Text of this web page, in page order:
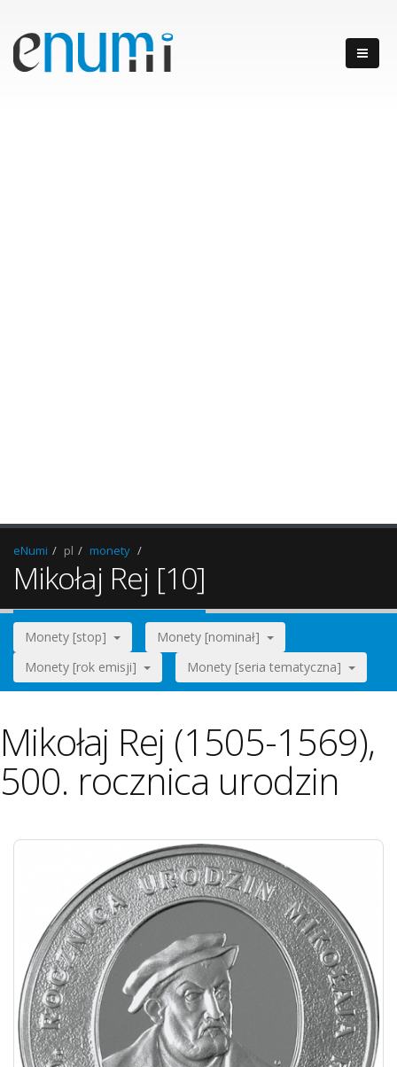
eNumi pl monety
Mikołaj Rej [10]
Monety [stop]
Monety [nominał]
Monety [rok emisji]
Monety [seria tematyczna]
Mikołaj Rej (1505-1569),
500. rocznica urodzin